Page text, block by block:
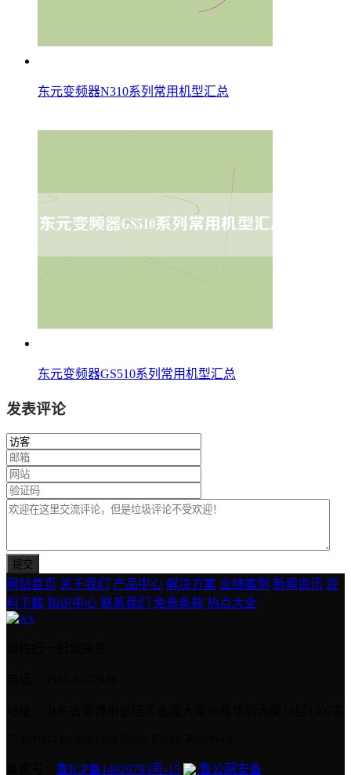
东元变频器N310系列常用机型汇总
东元变频器GS510系列常用机型汇总
发表评论
网站首页 关于我们 产品中心 解决方案 业绩案例 新闻资讯 资
料下载 知识中心 联系我们 免责条款 热点大全
鲁ICP备14020793号-15 鲁公网安备